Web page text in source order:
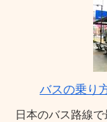
バスの乗り
日本のバス路線